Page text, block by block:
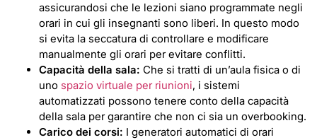
assicurandosi che le lezioni siano programmate negli
orari in cui gli insegnanti sono liberi. In questo modo
si evita la seccatura di controllare e modificare
manualmente gli orari per evitare conflitti.
Capacità della sala: Che si tratti di un’aula fisica o di
uno spazio virtuale per riunioni, i sistemi
automatizzati possono tenere conto della capacità
della sala per garantire che non ci sia un overbooking.
Carico dei corsi: I generatori automatici di orari